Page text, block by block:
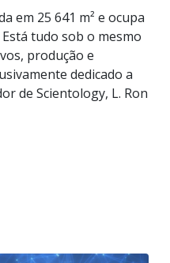
em 25 641 m² e ocupa
tudo sob o mesmo
produção e
dedicado a
de Scientology, L. Ron